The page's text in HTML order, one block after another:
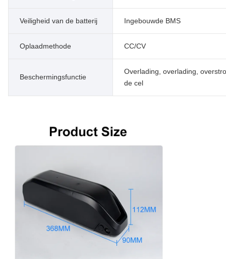
Veiligheid van de batterij Ingebouwde BMS
Oplaadmethode CC/CV
Beschermingsfunctie
Overlading, overlading,
de cel